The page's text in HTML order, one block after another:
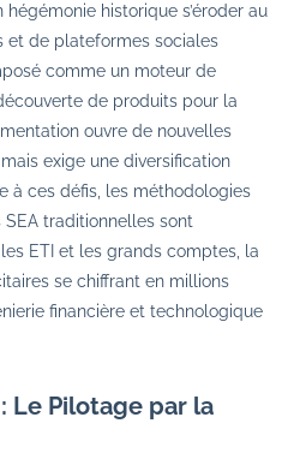
hégémonie historique s’éroder au
et de plateformes sociales
comme un moteur de
de produits pour la
ouvre de nouvelles
exige une diversification
à ces défis, les méthodologies
traditionnelles sont
ETI et les grands comptes, la
se chiffrant en millions
financière et technologique
: Le Pilotage par la